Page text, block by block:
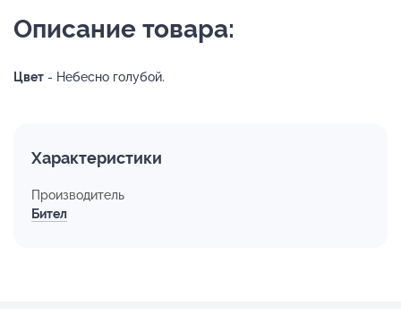
Описание товара:
Цвет - Небесно голубой.
Характеристики
Производитель
Бител